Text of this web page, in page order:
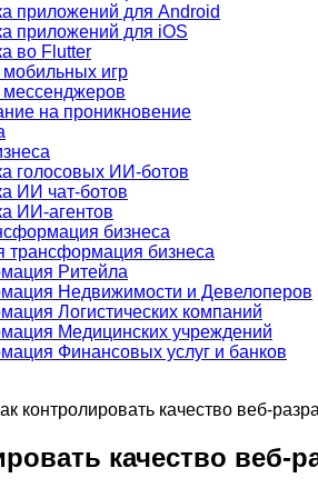
приложений для Android
приложений для iOS
во Flutter
игр
на проникновение
голосовых ИИ-ботов
ИИ чат-ботов
ИИ-агентов
бизнеса
трансформация бизнеса
Ритейла
Недвижимости и Девелоперов
Логистических компаний
Медицинских учреждений
Финансовых услуг и банков
контролировать качество веб-
качество веб-